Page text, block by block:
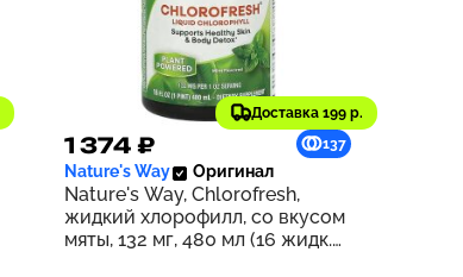
Доставка 199 р.
1 374 ₽ 137
Nature's Way Оригинал
Nature's Way, Chlorofresh,
жидкий хлорофилл, со вкусом
мяты, 132 мг, 480 мл (16 жидк.